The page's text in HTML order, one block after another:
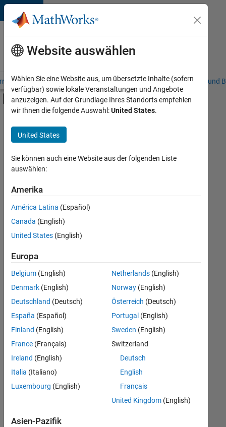
Weiter zum Inhalt
Karriere
bei
MathWorks
– Übersicht Stellensuche Niederlassungen Studierende und
Umschaltung für Off-Canvas-
Hauptinhalt
Business Applications and Tools
Information Technology
Product Development
Quality Engineering
Software Process Engineering
+4
Derzeit
es
keine
offenen
Stellen,
Ihren
Suchkriterien
entsprechen.
können
die
Suchkriterien
weiter
fassen
oder
alle
Stellenangebote
anzeigen .
noch
Website auswählen
Wählen Sie eine Website aus, um übersetzte Inhalte (sofern
verfügbar) sowie lokale Veranstaltungen und Angebote
anzuzeigen. Auf der Grundlage Ihres Standorts empfehlen
wir Ihnen die folgende Auswahl:United States.
United States
Sie können auch eine Website aus der folgenden Liste
auswählen:
Amerika
América Latina (Español)
Canada (English)
United States (English)
Europa
Belgium (English)
Denmark (English)
Deutschland (Deutsch)
España (Español)
Finland (English)
France (Français)
Ireland (English)
Italia (Italiano)
Luxembourg (English)
Netherlands(English)
Norway(English)
Österreich (Deutsch)
Portugal (English)
Sweden (English)
Switzerland
Deutsch
English
Français
United Kingdom(English)
Asien-Pazifik